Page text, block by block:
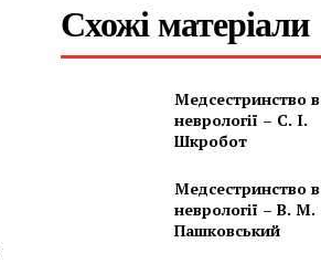
Схожі матеріали
Медсестринство в
неврології – С. І.
Шкробот
Медсестринство в
неврології – В. М.
Пашковський